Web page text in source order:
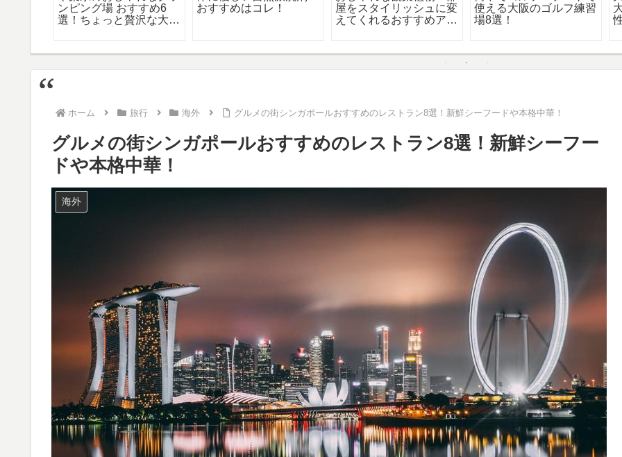
ンピング場 おすすめ6
選！ちょっと贅沢な大人
おすすめはコレ！
屋をスタイリッシュに変
えてくれるおすすめアイ
使える大阪のゴルフ練習
場8選！
ホーム 旅行 海外 グルメの街シンガポールおすすめのレストラン8選！新鮮シーフードや本格中華！
グルメの街シンガポールおすすめのレストラン8選！新鮮シーフー
ドや本格中華！
海外